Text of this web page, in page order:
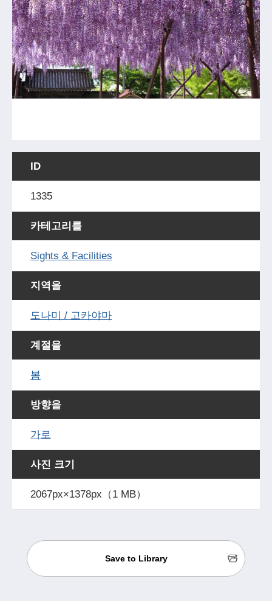
ID
1335
카테고리를
Sights & Facilities
지역을
도나미 / 고카야마
계절을
봄
방향을
가로
사진 크기
2067px×1378px（1 MB）
Save to Library